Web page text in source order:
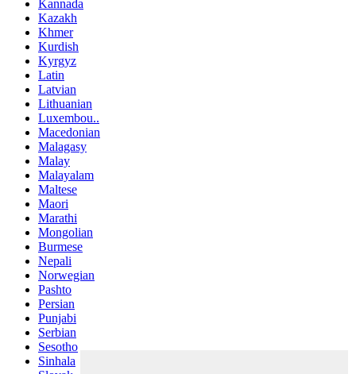
Kannada
Kazakh
Khmer
Kurdish
Kyrgyz
Latin
Latvian
Lithuanian
Luxembou..
Macedonian
Malagasy
Malay
Malayalam
Maltese
Maori
Marathi
Mongolian
Burmese
Nepali
Norwegian
Pashto
Persian
Punjabi
Serbian
Sesotho
Sinhala